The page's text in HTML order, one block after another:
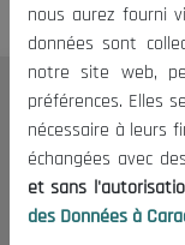
THE
About
The President
Organisation
nous aurez fourni
données sont
notre site web,
préférences. Elles
nécessaire à leurs
échangées avec
et sans
des Données à